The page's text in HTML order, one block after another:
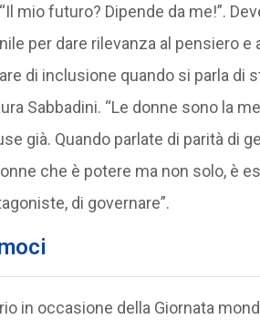
mio futuro? Dipende da me!”.
per dare rilevanza al pensiero e
di inclusione quando si parla di
Sabbadini. “Le donne sono la
già. Quando parlate di parità di
che è potere ma non solo, è
di governare”.
in occasione della Giornata